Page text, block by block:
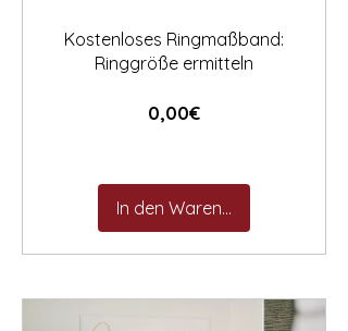
Kostenloses Ringmaßband:
Ringgröße ermitteln
0,00€Preis
In den Warenkorb